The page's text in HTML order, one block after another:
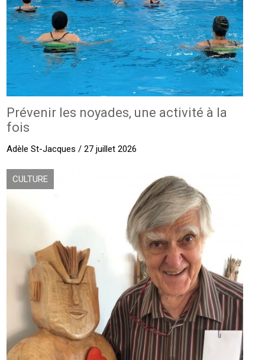
Prévenir les noyades, une activité à la
fois
Adèle St-Jacques / 27 juillet 2026
CULTURE